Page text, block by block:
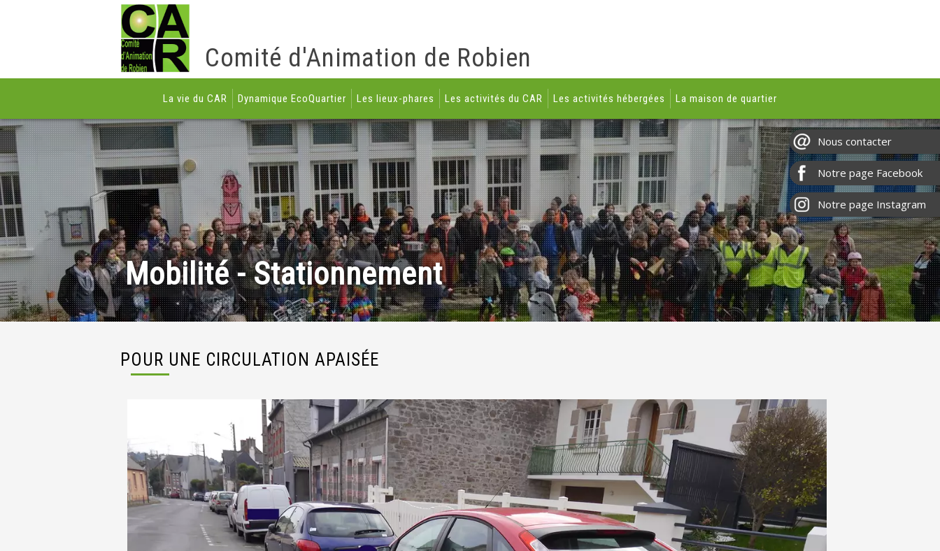
Comité d'Animation de Robien
La vie du CAR Dynamique EcoQuartier Les lieux-phares Les activités du CAR Les activités hébergées La maison de quartier
Mobilité - Stationnement
POUR UNE CIRCULATION APAISÉE